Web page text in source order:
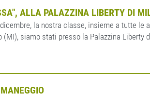
ALLA PALAZZINA LIBERTY DI
la nostra classe, insieme a tutte le
(MI), siamo stati presso la Palazzina Liberty